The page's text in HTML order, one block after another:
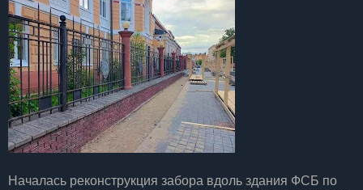
Началась реконструкция забора вдоль здания ФСБ по